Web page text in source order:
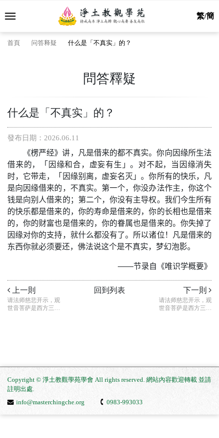
繁/簡
首頁 问答释疑 什么是「不真实」的？
問答釋疑
什么是「不真实」的？
發布日期：2026.06.11
《楞严经》讲，凡是借来的都不真实。你向因缘所生法
借来的，「因缘和合，虚妄有生」。对不起，当因缘消失
时，它带走，「因缘别离，虚妄名灭」。你所有的快乐，凡
是向因缘借来的，不真实。第一个，你没办法作主，你这个
钱是向别人借来的；第二个，你没有主导权。我们今生所有
的快乐都是借来的，你的寿命是借来的，你的长相也是借来
的，你的财富也是借来的，你的眷属也是借来的。你失掉了
因缘对你的支持，就什么都没有了。所以诸位！凡是借来的
东西你就必须要还，佛法说这个是不真实，梦幻泡影。
——节录自《唯识学概要》
上一則
请法师慈悲开示，观
世音菩萨是西方三圣
回到列表 下一則
请法师慈悲开示，观
世音菩萨是西方三圣
Copyright © 淨土教觀學苑學會 All rights reserved. 網站內容歡迎轉載 並請
註明出處.
info@masterchingche.org
0983-993033